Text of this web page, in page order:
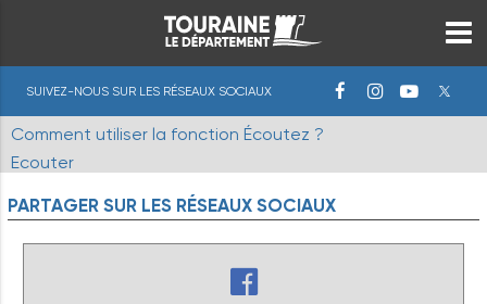
SUIVEZ-NOUS SUR LES RÉSEAUX SOCIAUX
Comment utiliser la fonction Écoutez ?
Ecouter
PARTAGER SUR LES RÉSEAUX SOCIAUX